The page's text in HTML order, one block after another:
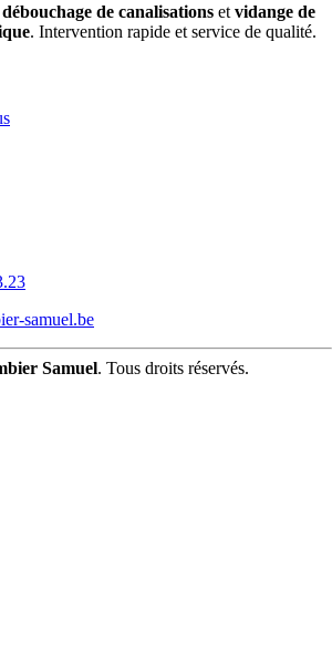
débouchage de canalisations et vidange de
. Intervention rapide et service de qualité.
samuel.be
Samuel. Tous droits réservés.